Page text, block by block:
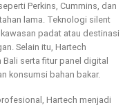
Perkins, Cummins, dan
lama. Teknologi silent
padat atau destinasi
Selain itu, Hartech
serta fitur panel digital
konsumsi bahan bakar.
Hartech menjadi